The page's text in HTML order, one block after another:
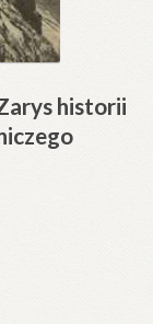
historii